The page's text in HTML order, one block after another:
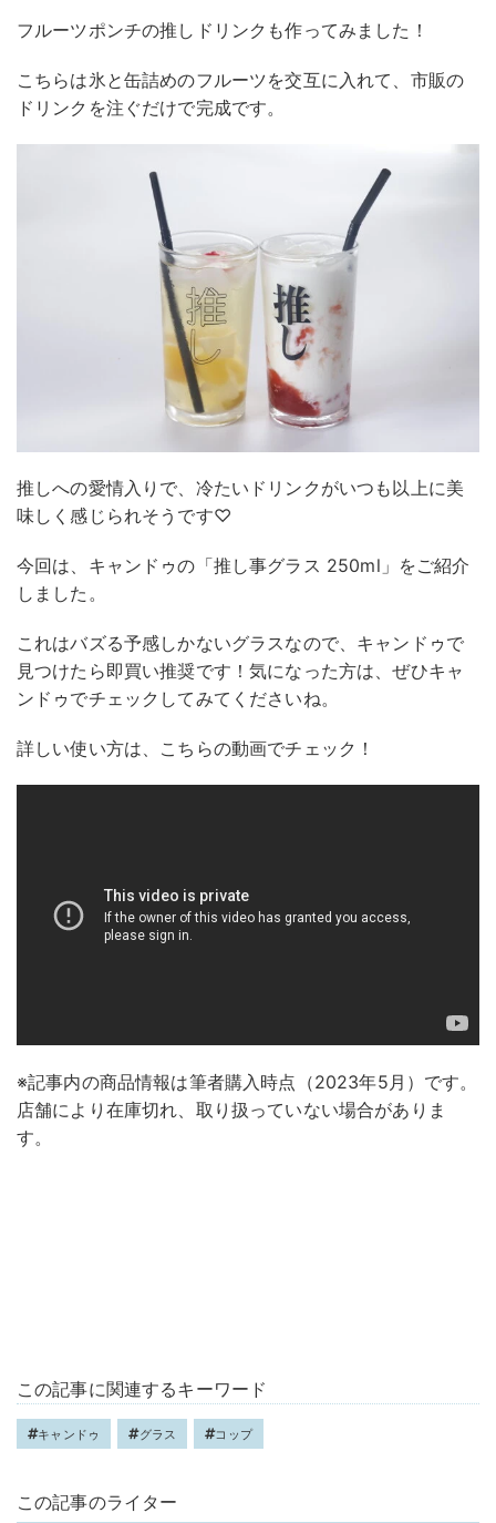
フルーツポンチの推しドリンクも作ってみました！
こちらは氷と缶詰めのフルーツを交互に入れて、市販の
ドリンクを注ぐだけで完成です。
推しへの愛情入りで、冷たいドリンクがいつも以上に美
味しく感じられそうです♡
今回は、キャンドゥの「推し事グラス 250ml」をご紹介
しました。
これはバズる予感しかないグラスなので、キャンドゥで
見つけたら即買い推奨です！気になった方は、ぜひキャ
ンドゥでチェックしてみてくださいね。
詳しい使い方は、こちらの動画でチェック！
※記事内の商品情報は筆者購入時点（2023年5月）です。
店舗により在庫切れ、取り扱っていない場合がありま
す。
この記事に関連するキーワード
キャンドゥ グラス コップ
この記事のライター